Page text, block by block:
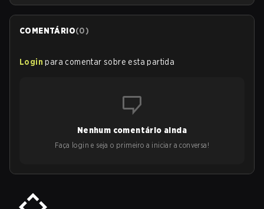
COMENTÁRIO(0)
Login para comentar sobre esta partida
Nenhum comentário ainda
Faça login e seja o primeiro a iniciar a conversa!